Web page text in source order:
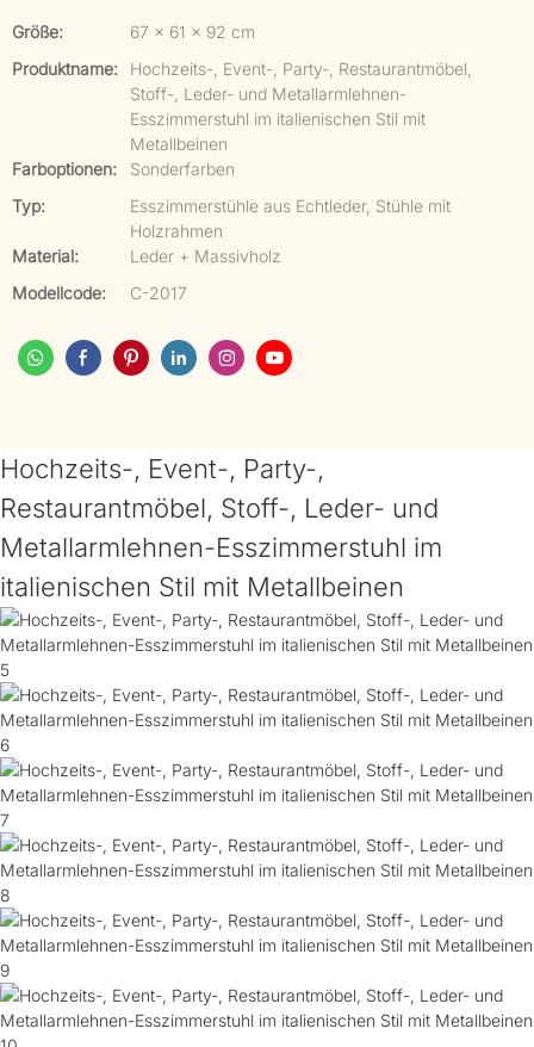
Größe:
67 x 61 x 92 cm
Produktname:
Hochzeits-, Event-, Party-, Restaurantmöbel,
Stoff-, Leder- und Metallarmlehnen-
Esszimmerstuhl im italienischen Stil mit
Metallbeinen
Farboptionen:
Sonderfarben
Typ:
Esszimmerstühle aus Echtleder, Stühle mit
Holzrahmen
Material:
Leder + Massivholz
Modellcode:
C-2017
Hochzeits-, Event-, Party-,
Restaurantmöbel, Stoff-, Leder- und
Metallarmlehnen-Esszimmerstuhl im
italienischen Stil mit Metallbeinen